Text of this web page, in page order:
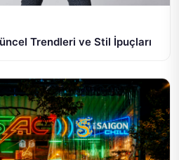
Trendleri ve Stil İpuçları